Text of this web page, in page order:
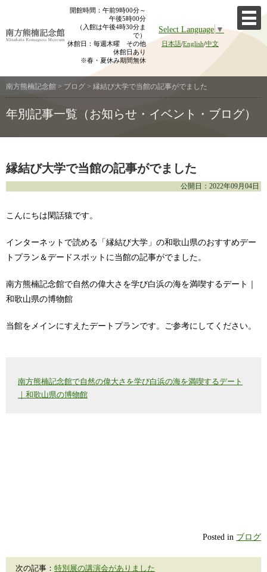
content
開館時間：午前9時00分～
午後5時00分
（入館は午後4時30分ま
で）
休館日：毎週木曜 その他
休館日あり
※春・夏休み期間無休
Select Language▼
日本語/English/中文
南方熊楠記念館 > ブログ > 縁結び大学で当館の記事がでました
年別記事一覧（お知らせ・イベント・ブログ）
縁結び大学で当館の記事がでました
公開日：2022年09月04日
こんにちは閑話猿です。
インターネットで読める「縁結び大学」の和歌山県のおすすめデー
トプラン＆デードスポットに当館の記事がでました。
南方熊楠記念館で自然の偉大さを学び白浜の海を満喫するデート｜
和歌山県の博物館
当館をメインにすえたデートプランです。ご参考にしてください。
南方熊楠記念館で自然の偉大さを学び白浜の海を満喫するデート
｜和歌山県の博物館
Posted in ブログ
次の記事： 特別展の講演会がありました